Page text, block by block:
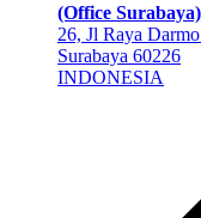
(Office Surabaya)
26, Jl Raya
Surabaya 60226
INDONESIA